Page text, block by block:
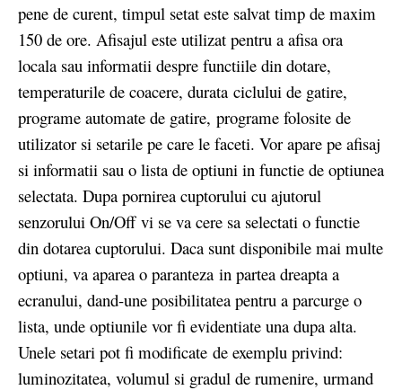
pene de curent, timpul setat este salvat timp de maxim
150 de ore. Afisajul este utilizat pentru a afisa ora
locala sau informatii despre functiile din dotare,
temperaturile de coacere, durata ciclului de gatire,
programe automate de gatire, programe folosite de
utilizator si setarile pe care le faceti. Vor apare pe afisaj
si informatii sau o lista de optiuni in functie de optiunea
selectata. Dupa pornirea cuptorului cu ajutorul
senzorului On/Off vi se va cere sa selectati o functie
din dotarea cuptorului. Daca sunt disponibile mai multe
optiuni, va aparea o paranteza in partea dreapta a
ecranului, dand-une posibilitatea pentru a parcurge o
lista, unde optiunile vor fi evidentiate una dupa alta.
Unele setari pot fi modificate de exemplu privind:
luminozitatea, volumul si gradul de rumenire, urmand